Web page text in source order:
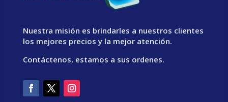
Nuestra misión es brindarles a nuestros clientes
los mejores precios y la mejor atención.
Contáctenos, estamos a sus ordenes.